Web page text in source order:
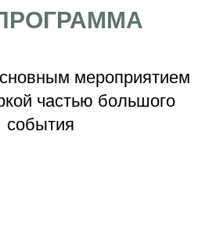
мероприятием
частью большого
события